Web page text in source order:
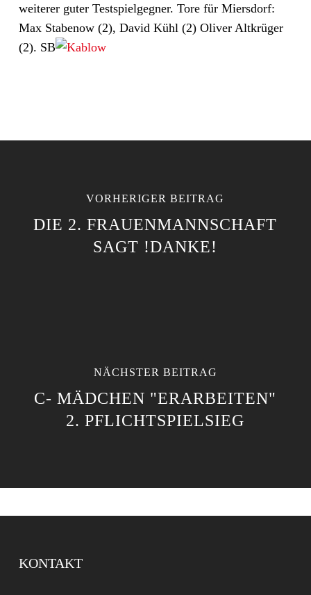
weiterer guter Testspielgegner. Tore für Miersdorf:
Max Stabenow (2), David Kühl (2) Oliver Altkrüger
(2). SB
VORHERIGER BEITRAG
DIE 2. FRAUENMANNSCHAFT
SAGT !DANKE!
NÄCHSTER BEITRAG
C- MÄDCHEN "ERARBEITEN"
2. PFLICHTSPIELSIEG
KONTAKT